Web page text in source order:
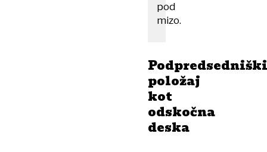
pod
mizo.
Podpredsedniški
položaj
kot
odskočna
deska